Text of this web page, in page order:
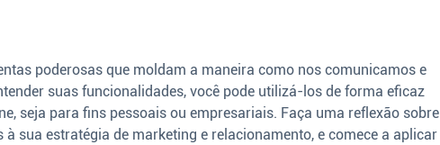
poderosas que moldam a maneira como nos comunicamos e
suas funcionalidades, você pode utilizá-los de forma eficaz
seja para fins pessoais ou empresariais. Faça uma reflexão sobre
sua estratégia de marketing e relacionamento, e comece a aplicar